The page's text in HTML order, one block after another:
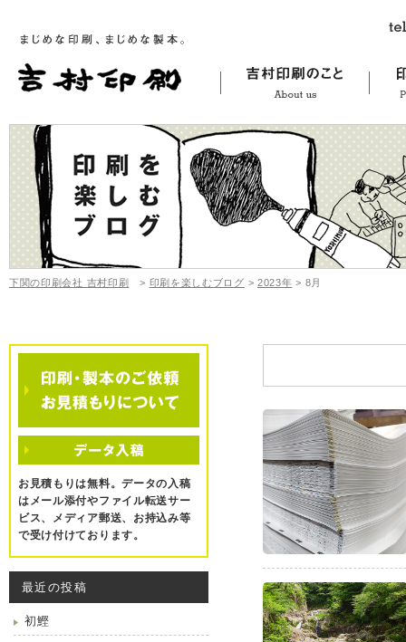
下関の印刷会社 吉村印刷 > 印刷を楽しむブログ > 2023年 > 8月
お見積もりは無料。データの入稿
はメール添付やファイル転送サー
ビス、メディア郵送、お持込み等
で受け付けております。
最近の投稿
初鰹